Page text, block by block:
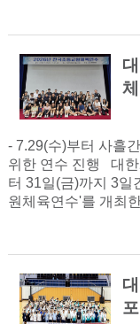
- 7.29(수)부터 사흘
위한 연수 진행 대
터 31일(금)까지 3일
원체육연수'를 개최